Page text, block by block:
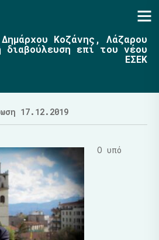
Κοζάνης, Λάζαρου
επί του νέου
ΕΣΕΚ
17.12.2019
Ο υπό